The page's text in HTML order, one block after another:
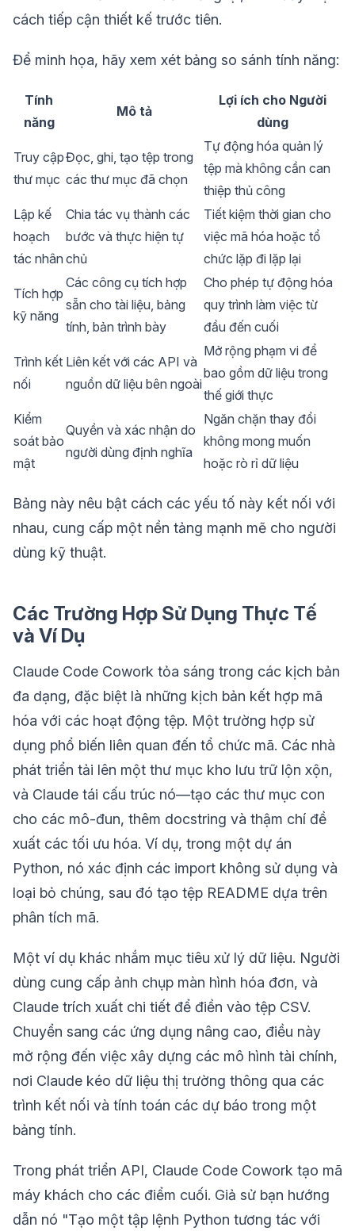
cách tiếp cận thiết kế trước tiên.
Để minh họa, hãy xem xét bảng so sánh tính năng:
Tính
năng
Mô tả
Lợi ích cho Người
dùng
Truy cập
thư mục
Đọc, ghi, tạo tệp trong
các thư mục đã chọn
Tự động hóa quản lý
tệp mà không cần can
thiệp thủ công
Lập kế
hoạch
tác nhân
Chia tác vụ thành các
bước và thực hiện tự
chủ
Tiết kiệm thời gian cho
việc mã hóa hoặc tổ
chức lặp đi lặp lại
Tích hợp
kỹ năng
Các công cụ tích hợp
sẵn cho tài liệu, bảng
tính, bản trình bày
Cho phép tự động hóa
quy trình làm việc từ
đầu đến cuối
Trình kết
nối
Liên kết với các API và
nguồn dữ liệu bên ngoài
Mở rộng phạm vi để
bao gồm dữ liệu trong
thế giới thực
Kiểm
soát bảo
mật
Quyền và xác nhận do
người dùng định nghĩa
Ngăn chặn thay đổi
không mong muốn
hoặc rò rỉ dữ liệu
Bảng này nêu bật cách các yếu tố này kết nối với
nhau, cung cấp một nền tảng mạnh mẽ cho người
dùng kỹ thuật.
Các Trường Hợp Sử Dụng Thực Tế
và Ví Dụ
Claude Code Cowork tỏa sáng trong các kịch bản
đa dạng, đặc biệt là những kịch bản kết hợp mã
hóa với các hoạt động tệp. Một trường hợp sử
dụng phổ biến liên quan đến tổ chức mã. Các nhà
phát triển tải lên một thư mục kho lưu trữ lộn xộn,
và Claude tái cấu trúc nó—tạo các thư mục con
cho các mô-đun, thêm docstring và thậm chí đề
xuất các tối ưu hóa. Ví dụ, trong một dự án
Python, nó xác định các import không sử dụng và
loại bỏ chúng, sau đó tạo tệp README dựa trên
phân tích mã.
Một ví dụ khác nhắm mục tiêu xử lý dữ liệu. Người
dùng cung cấp ảnh chụp màn hình hóa đơn, và
Claude trích xuất chi tiết để điền vào tệp CSV.
Chuyển sang các ứng dụng nâng cao, điều này
mở rộng đến việc xây dựng các mô hình tài chính,
nơi Claude kéo dữ liệu thị trường thông qua các
trình kết nối và tính toán các dự báo trong một
bảng tính.
Trong phát triển API, Claude Code Cowork tạo mã
máy khách cho các điểm cuối. Giả sử bạn hướng
dẫn nó "Tạo một tập lệnh Python tương tác với